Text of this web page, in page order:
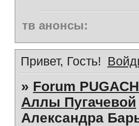
тв анонсы:
Привет, Гость!
» Forum
Аллы Пугачевой
Александра